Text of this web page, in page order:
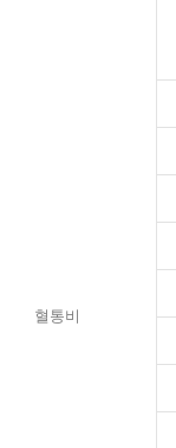
혈통비